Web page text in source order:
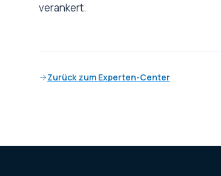
verankert.
Zurück zum Experten-Center